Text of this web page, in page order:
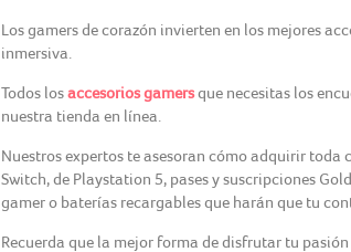
Los gamers de corazón invierten en los mejores
inmersiva.
Todos losaccesorios gamersque necesitas los
nuestra tienda en línea.
Nuestros expertos te asesoran cómo adquirir toda
Switch, de Playstation 5, pases y suscripciones
gamer o baterías recargables que harán que tu
Recuerda que la mejor forma de disfrutar tu